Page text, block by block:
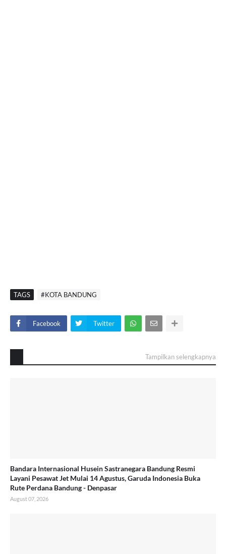
TAGS #KOTA BANDUNG
Facebook Twitter
Tampilkan selengkapnya
Bandara Internasional Husein Sastranegara Bandung Resmi
Layani Pesawat Jet Mulai 14 Agustus, Garuda Indonesia Buka
Rute Perdana Bandung - Denpasar
August 07, 2026